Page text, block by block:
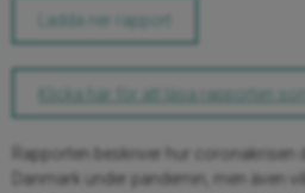
Ladda ner rapport
Klicka här för att läsa rapporten
Rapporten beskriver hur coronakrisen
Danmark under pandemin, men även